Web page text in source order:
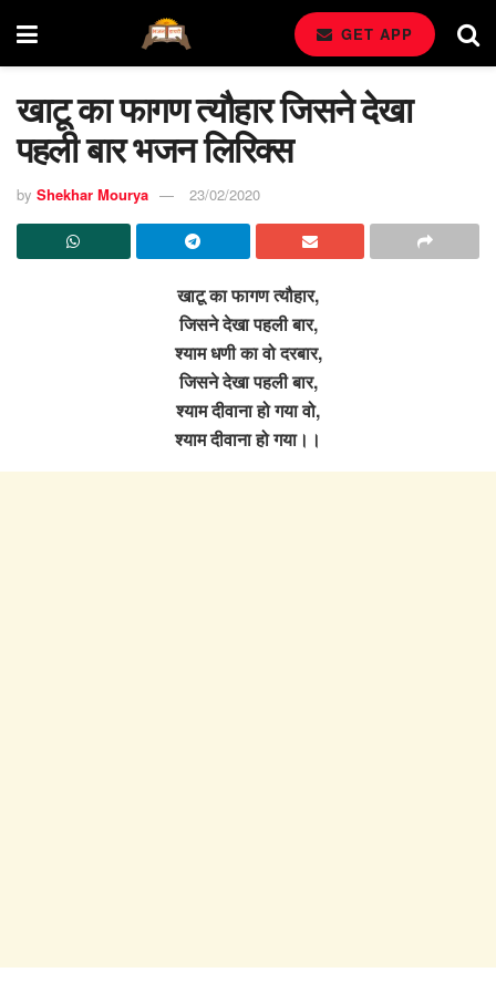
GET APP
खाटू का फागण त्यौहार जिसने देखा
पहली बार भजन लिरिक्स
by Shekhar Mourya 23/02/2020
खाटू का फागण त्यौहार,
जिसने देखा पहली बार,
श्याम धणी का वो दरबार,
जिसने देखा पहली बार,
श्याम दीवाना हो गया वो,
श्याम दीवाना हो गया।।